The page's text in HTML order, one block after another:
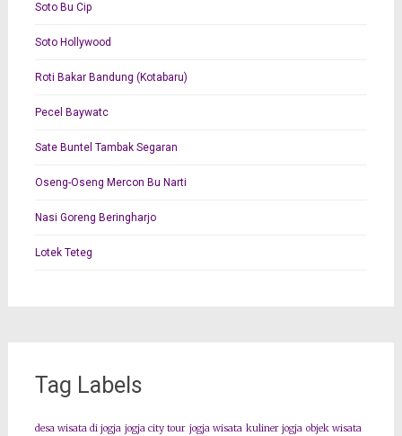
Soto Bu Cip
Soto Hollywood
Roti Bakar Bandung (Kotabaru)
Pecel Baywatc
Sate Buntel Tambak Segaran
Oseng-Oseng Mercon Bu Narti
Nasi Goreng Beringharjo
Lotek Teteg
Tag Labels
desa wisata di jogja jogja city tour jogja wisata kuliner jogja objek wisata